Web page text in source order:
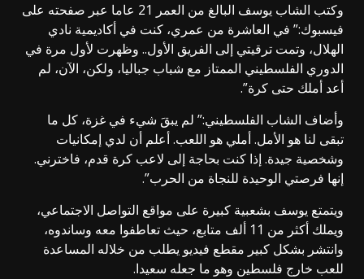
وكتب الشاب يوسف البالغ من العمر 21 عاما عبر صفحته على
فيسبوك:” في العاشرة من عمري، كنت في أكاديمية نادي
الهلال، وتمت ترقيتي إلى الفريق الأول.. وظهرت لأول مرة في
الدوري الفلسطيني الممتاز مع شباب جباليا، ولكن، الآن، لم
أعد أملك حتى كرة”.
وأضاف الشاب الفلسطيني:” لم يبقَ شيء في غزة، كل ما
تبقى لنا هو الأمل. أملي هو اللعب. أعلم أن لدي إمكانيات
وشخصية جيدة. إذا كنت بحاجة إلى لاعب كرة قدم، فاخترني.
إنها فرصتي الوحيدة للنجاة من الحرب”.
ويتمتع يوسف بشعبية كبيرة على مواقع التواصل الاجتماعي،
ويملك أكثر من 11 ألف متابع، حيث تعاطفوا معه وساندوه،
وانتشر بشكل كبير مقطع فيديو يطلب من خلاله المساعدة
للعب خارج فلسطين وهو ما جعله سعيدا.